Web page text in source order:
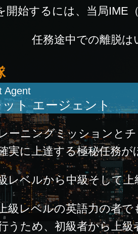
開始するには、当局IME
任務途中での離脱
Agent
ト エージェント
ーニングミッションと
実に上達する極秘任務
レベルから中級そして
級レベルの英語力の者
うため、初級者から上